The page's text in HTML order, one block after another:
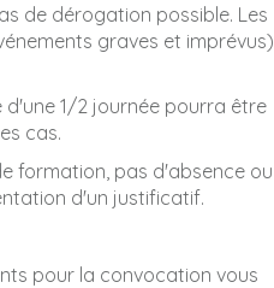
de dérogation possible. Les
graves et imprévus),
d'une 1/2 journée pourra être
cas.
formation, pas d'absence ou
d'un justificatif.
pour la convocation vous